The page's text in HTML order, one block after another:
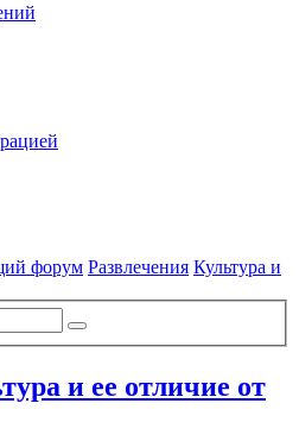
форум Развлечения Культура и
и ее отличие от